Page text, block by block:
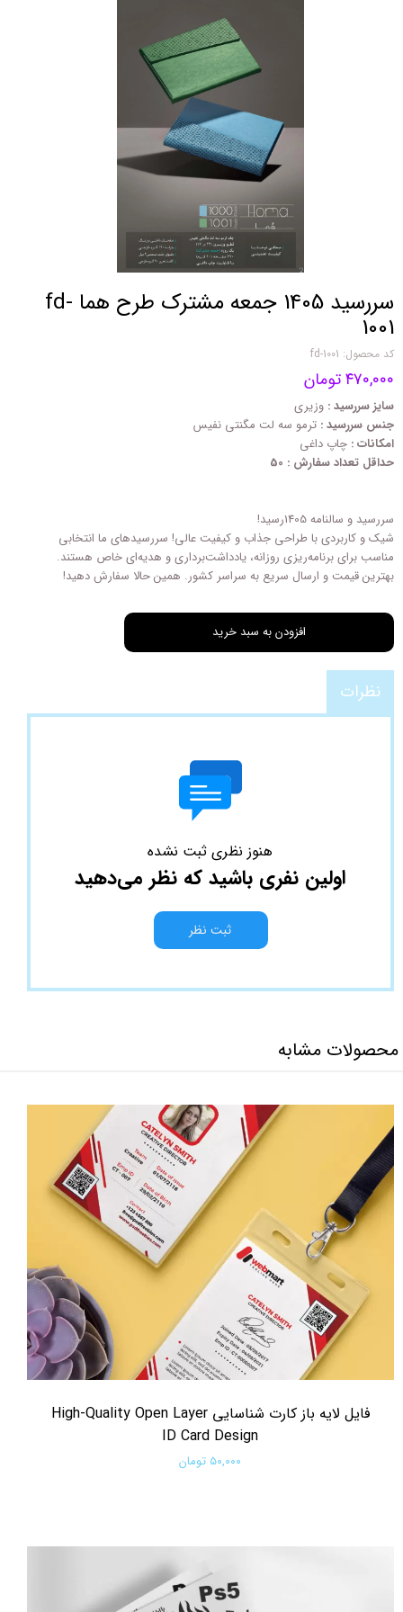
سررسید 1405 جمعه مشترک طرح هما fd-
1001
کد محصول: fd-1001
۴۷۰,۰۰۰ تومان
سایز سررسید : وزیری
جنس سررسید : ترمو سه لت مگنتی نفیس
امکانات : چاپ داغی
حداقل تعداد سفارش : 50
سررسید و سالنامه 1405رسید!
شیک و کاربردی با طراحی‌ جذاب و کیفیت عالی! سررسیدهای ما انتخابی
مناسب برای برنامه‌ریزی روزانه، یادداشت‌برداری و هدیه‌ای خاص هستند.
بهترین قیمت و ارسال سریع به سراسر کشور. همین حالا سفارش دهید!
افزودن به سبد خرید
نظرات
هنوز نظری ثبت نشده
اولین نفری باشید که نظر می‌دهید
ثبت نظر
محصولات مشابه
فایل لایه باز کارت شناسایی High-Quality Open Layer
ID Card Design
۵۰,۰۰۰ تومان